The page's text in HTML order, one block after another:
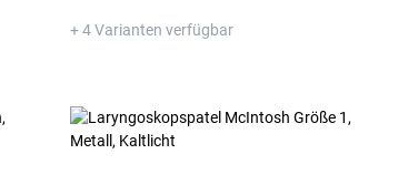
+ 4 Varianten verfügbar